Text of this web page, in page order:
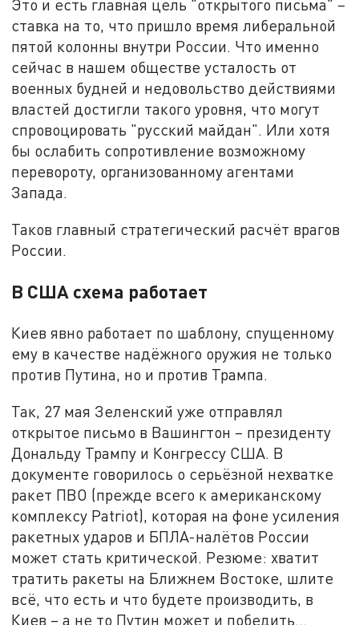
Это и есть главная цель "открытого письма" –
ставка на то, что пришло время либеральной
пятой колонны внутри России. Что именно
сейчас в нашем обществе усталость от
военных будней и недовольство действиями
властей достигли такого уровня, что могут
спровоцировать "русский майдан". Или хотя
бы ослабить сопротивление возможному
перевороту, организованному агентами
Запада.
Таков главный стратегический расчёт врагов
России.
В США схема работает
Киев явно работает по шаблону, спущенному
ему в качестве надёжного оружия не только
против Путина, но и против Трампа.
Так, 27 мая Зеленский уже отправлял
открытое письмо в Вашингтон – президенту
Дональду Трампу и Конгрессу США. В
документе говорилось о серьёзной нехватке
ракет ПВО (прежде всего к американскому
комплексу Patriot), которая на фоне усиления
ракетных ударов и БПЛА-налётов России
может стать критической. Резюме: хватит
тратить ракеты на Ближнем Востоке, шлите
всё, что есть и что будете производить, в
Киев – а не то Путин может и победить…